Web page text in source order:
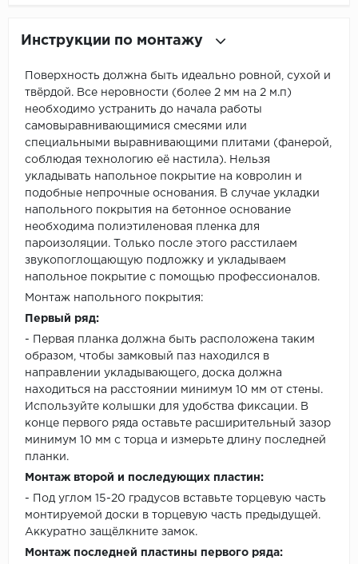
Инструкции по монтажу
Поверхность должна быть идеально ровной, сухой и
твёрдой. Все неровности (более 2 мм на 2 м.п)
необходимо устранить до начала работы
самовыравнивающимися смесями или
специальными выравнивающими плитами (фанерой,
соблюдая технологию её настила). Нельзя
укладывать напольное покрытие на ковролин и
подобные непрочные основания. В случае укладки
напольного покрытия на бетонное основание
необходима полиэтиленовая пленка для
пароизоляции. Только после этого расстилаем
звукопоглощающую подложку и укладываем
напольное покрытие с помощью профессионалов.
Монтаж напольного покрытия:
Первый ряд:
- Первая планка должна быть расположена таким
образом, чтобы замковый паз находился в
направлении укладывающего, доска должна
находиться на расстоянии минимум 10 мм от стены.
Используйте колышки для удобства фиксации. В
конце первого ряда оставьте расширительный зазор
минимум 10 мм с торца и измерьте длину последней
планки.
Монтаж второй и последующих пластин:
- Под углом 15-20 градусов вставьте торцевую часть
монтируемой доски в торцевую часть предыдущей.
Аккуратно защёлкните замок.
Монтаж последней пластины первого ряда: